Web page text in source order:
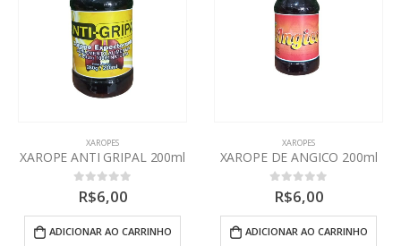
XAROPES
XAROPE DE ANGICO 200ml
out of 5
R$6,00
ADICIONAR AO CARRINHO
XAROPES
XAROPE DE PEQUI 200ml
out of 5
R$6,00
ADICIONAR AO CARRINHO